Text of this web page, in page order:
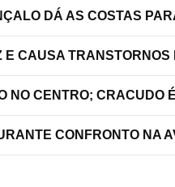
DÁ AS COSTAS
CAUSA
NO CENTRO; CRACUDO
CONFRONTO NA